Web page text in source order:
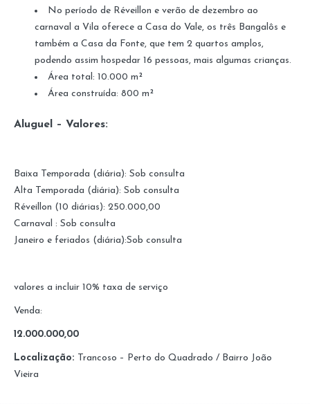
No período de Réveillon e verão de dezembro ao
carnaval a Vila oferece a Casa do Vale, os três Bangalôs e
também a Casa da Fonte, que tem 2 quartos amplos,
podendo assim hospedar 16 pessoas, mais algumas crianças.
Área total: 10.000 m²
Área construída: 800 m²
Aluguel – Valores:
Baixa Temporada (diária): Sob consulta
Alta Temporada (diária): Sob consulta
Réveillon (10 diárias): 250.000,00
Carnaval : Sob consulta
Janeiro e feriados (diária):Sob consulta
valores a incluir 10% taxa de serviço
Venda:
12.000.000,00
Localização: Trancoso – Perto do Quadrado / Bairro João
Vieira